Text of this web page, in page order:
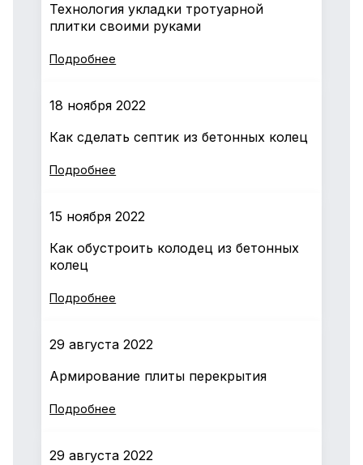
Технология укладки тротуарной
плитки своими руками
Подробнее
18 ноября 2022
Как сделать септик из бетонных колец
Подробнее
15 ноября 2022
Как обустроить колодец из бетонных
колец
Подробнее
29 августа 2022
Армирование плиты перекрытия
Подробнее
29 августа 2022